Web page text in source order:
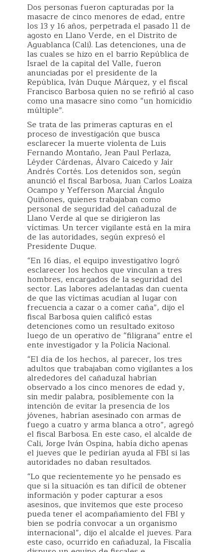
Dos personas fueron capturadas por la
masacre de cinco menores de edad, entre
los 13 y 16 años, perpetrada el pasado 11 de
agosto en Llano Verde, en el Distrito de
Aguablanca (Cali). Las detenciones, una de
las cuales se hizo en el barrio República de
Israel de la capital del Valle, fueron
anunciadas por el presidente de la
República, Iván Duque Márquez, y el fiscal
Francisco Barbosa quien no se refirió al caso
como una masacre sino como “un homicidio
múltiple”.
Se trata de las primeras capturas en el
proceso de investigación que busca
esclarecer la muerte violenta de Luis
Fernando Montaño, Jean Paul Perlaza,
Léyder Cárdenas, Álvaro Caicedo y Jaír
Andrés Cortés. Los detenidos son, según
anunció el fiscal Barbosa, Juan Carlos Loaiza
Ocampo y Yefferson Marcial Ángulo
Quiñones, quienes trabajaban como
personal de seguridad del cañaduzal de
Llano Verde al que se dirigieron las
víctimas. Un tercer vigilante está en la mira
de las autoridades, según expresó el
Presidente Duque.
“En 16 días, el equipo investigativo logró
esclarecer los hechos que vinculan a tres
hombres, encargados de la seguridad del
sector. Las labores adelantadas dan cuenta
de que las víctimas acudían al lugar con
frecuencia a cazar o a comer caña”, dijo el
fiscal Barbosa quien calificó estas
detenciones como un resultado exitoso
luego de un operativo de “filigrana” entre el
ente investigador y la Policía Nacional.
“El día de los hechos, al parecer, los tres
adultos que trabajaban como vigilantes a los
alrededores del cañaduzal habrían
observado a los cinco menores de edad y,
sin medir palabra, posiblemente con la
intención de evitar la presencia de los
jóvenes, habrían asesinado con armas de
fuego a cuatro y arma blanca a otro”, agregó
el fiscal Barbosa. En este caso, el alcalde de
Cali, Jorge Iván Ospina, había dicho apenas
el jueves que le pedirían ayuda al FBI si las
autoridades no daban resultados.
“Lo que recientemente yo he pensado es
que si la situación es tan difícil de obtener
información y poder capturar a esos
asesinos, que invitemos que este proceso
pueda tener el acompañamiento del FBI y
bien se podría convocar a un organismo
internacional”, dijo el alcalde el jueves. Para
este caso, ocurrido en cañaduzal, la Fiscalía